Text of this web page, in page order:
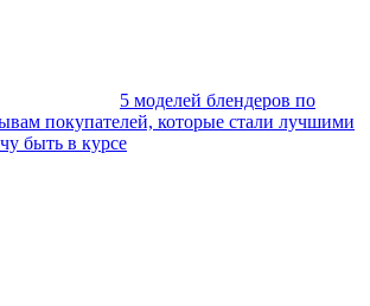
5 моделей блендеров по
покупателей, которые стали лучшими
быть в курсе